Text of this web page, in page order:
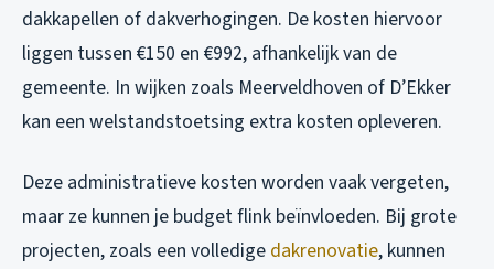
dakkapellen of dakverhogingen. De kosten hiervoor
liggen tussen €150 en €992, afhankelijk van de
gemeente. In wijken zoals Meerveldhoven of D’Ekker
kan een welstandstoetsing extra kosten opleveren.
Deze administratieve kosten worden vaak vergeten,
maar ze kunnen je budget flink beïnvloeden. Bij grote
projecten, zoals een volledige dakrenovatie, kunnen